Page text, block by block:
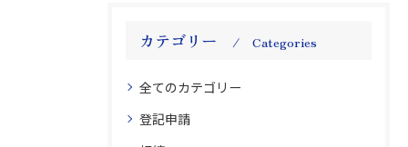
カテゴリー Categories
全てのカテゴリー
登記申請